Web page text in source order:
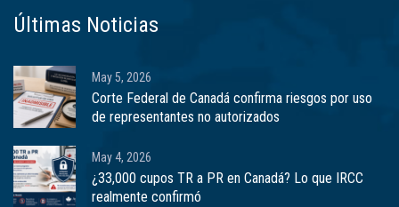
Últimas Noticias
May 5, 2026
Corte Federal de Canadá confirma riesgos por uso
de representantes no autorizados
May 4, 2026
¿33,000 cupos TR a PR en Canadá? Lo que IRCC
realmente confirmó